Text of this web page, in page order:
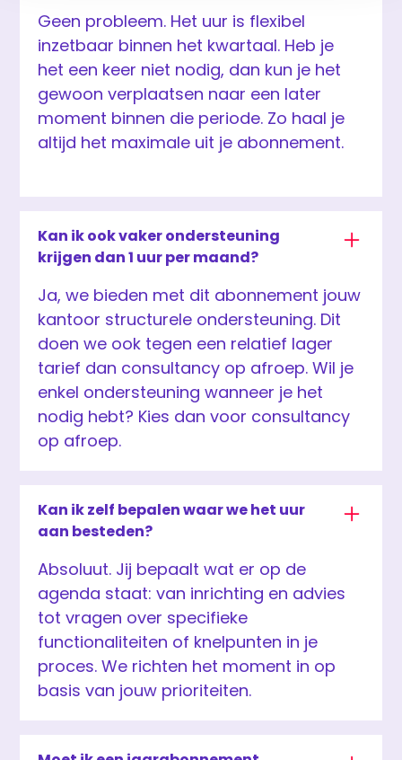
Geen probleem. Het uur is flexibel
inzetbaar binnen het kwartaal. Heb je
het een keer niet nodig, dan kun je het
gewoon verplaatsen naar een later
moment binnen die periode. Zo haal je
altijd het maximale uit je abonnement.
Kan ik ook vaker ondersteuning
krijgen dan 1 uur per maand?
Ja, we bieden met dit abonnement jouw
kantoor structurele ondersteuning. Dit
doen we ook tegen een relatief lager
tarief dan consultancy op afroep. Wil je
enkel ondersteuning wanneer je het
nodig hebt? Kies dan voor consultancy
op afroep.
Kan ik zelf bepalen waar we het uur
aan besteden?
Absoluut. Jij bepaalt wat er op de
agenda staat: van inrichting en advies
tot vragen over specifieke
functionaliteiten of knelpunten in je
proces. We richten het moment in op
basis van jouw prioriteiten.